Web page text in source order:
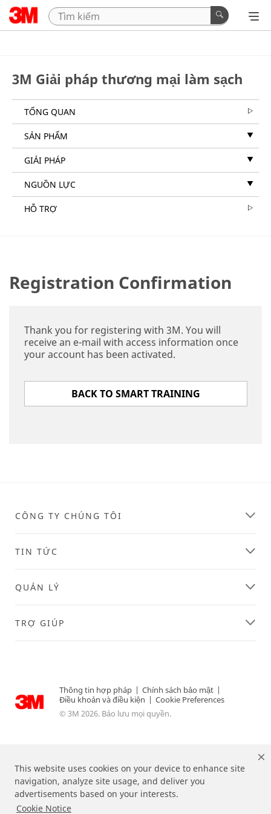
This website uses cookies on your device to enhance site
navigation, analyze site usage, and deliver you
advertisements based on your interests.
Cookie Notice
3M Giải pháp thương mại làm sạch
TỔNG QUAN
SẢN PHẨM
GIẢI PHÁP
NGUỒN LỰC
HỖ TRỢ
Registration Confirmation
Thank you for registering with 3M. You will
receive an e-mail with access information once
your account has been activated.
BACK TO SMART TRAINING
CÔNG TY CHÚNG TÔI
TIN TỨC
QUẢN LÝ
TRỢ GIÚP
Thông tin hợp pháp | Chính sách bảo mật |
Điều khoản và điều kiện | Cookie Preferences
© 3M 2026. Bảo lưu mọi quyền.